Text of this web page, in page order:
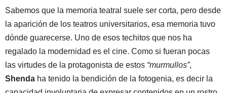
Sabemos que la memoria teatral suele ser corta, pero desde
la aparición de los teatros universitarios, esa memoria tuvo
dónde guarecerse. Uno de esos techitos que nos ha
regalado la modernidad es el cine. Como si fueran pocas
las virtudes de la protagonista de estos “murmullos”,
Shenda ha tenido la bendición de la fotogenia, es decir la